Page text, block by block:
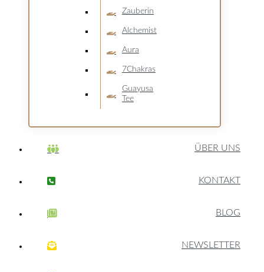
Zauberin
Alchemist
Aura
7Chakras
Guayusa
Tee
ÜBER UNS
KONTAKT
BLOG
NEWSLETTER